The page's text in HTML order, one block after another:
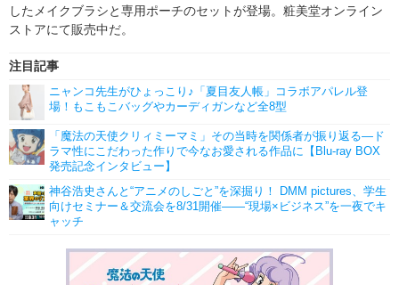
したメイクブラシと専用ポーチのセットが登場。粧美堂オンライン
ストアにて販売中だ。
注目記事
ニャンコ先生がひょっこり♪「夏目友人帳」コラボアパレル登
場！もこもこバッグやカーディガンなど全8型
「魔法の天使クリィミーマミ」その当時を関係者が振り返る―ド
ラマ性にこだわった作りで今なお愛される作品に【Blu-ray BOX
発売記念インタビュー】
神谷浩史さんと“アニメのしごと”を深掘り！ DMM pictures、学生
向けセミナー＆交流会を8/31開催――“現場×ビジネス”を一夜でキ
ャッチ